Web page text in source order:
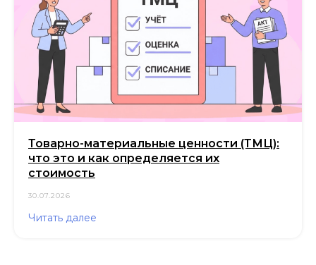
Товарно-материальные ценности (ТМЦ):
что это и как определяется их
стоимость
30.07.2026
Читать далее